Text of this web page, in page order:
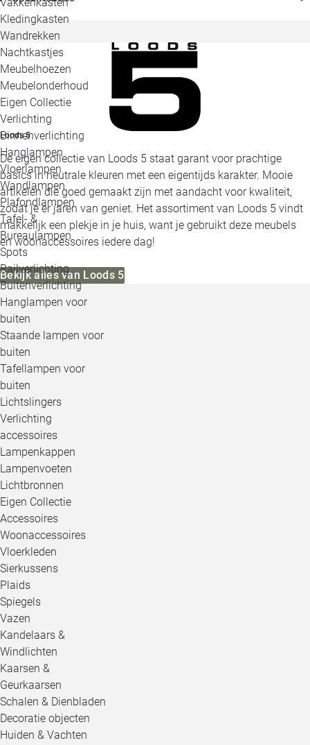
Kledingkasten
Wandrekken
Nachtkastjes
Meubelhoezen
Meubelonderhoud
Eigen Collectie
Verlichting
Binnenverlichting
Hanglampen
Vloerlampen
Wandlampen
Plafondlampen
Tafel- &
Bureaulampen
Spots
Railverlichting
Buitenverlichting
Hanglampen voor
buiten
Staande lampen voor
buiten
Tafellampen voor
buiten
Lichtslingers
Verlichting
accessoires
Lampenkappen
Lampenvoeten
Lichtbronnen
Eigen Collectie
Accessoires
Woonaccessoires
Vloerkleden
Sierkussens
Plaids
Spiegels
Vazen
Kandelaars &
Windlichten
Kaarsen &
Geurkaarsen
Schalen & Dienbladen
Decoratie objecten
Huiden & Vachten
Loods 5
De eigen collectie van Loods 5 staat garant voor prachtige
basics in neutrale kleuren met een eigentijds karakter. Mooie
artikelen die goed gemaakt zijn met aandacht voor kwaliteit,
zodat je er jaren van geniet. Het assortiment van Loods 5 vindt
makkelijk een plekje in je huis, want je gebruikt deze meubels
en woonaccessoires iedere dag!
Bekijk alles van Loods 5